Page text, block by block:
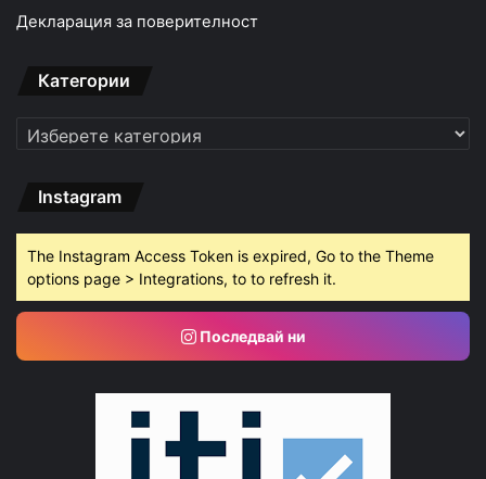
Декларация за поверителност
Категории
Категории
Instagram
The Instagram Access Token is expired, Go to the Theme
options page > Integrations, to to refresh it.
Последвай ни